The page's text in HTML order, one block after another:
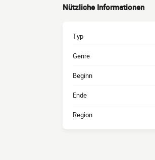
Nützliche Informationen
Typ
Genre
Beginn
Ende
Region